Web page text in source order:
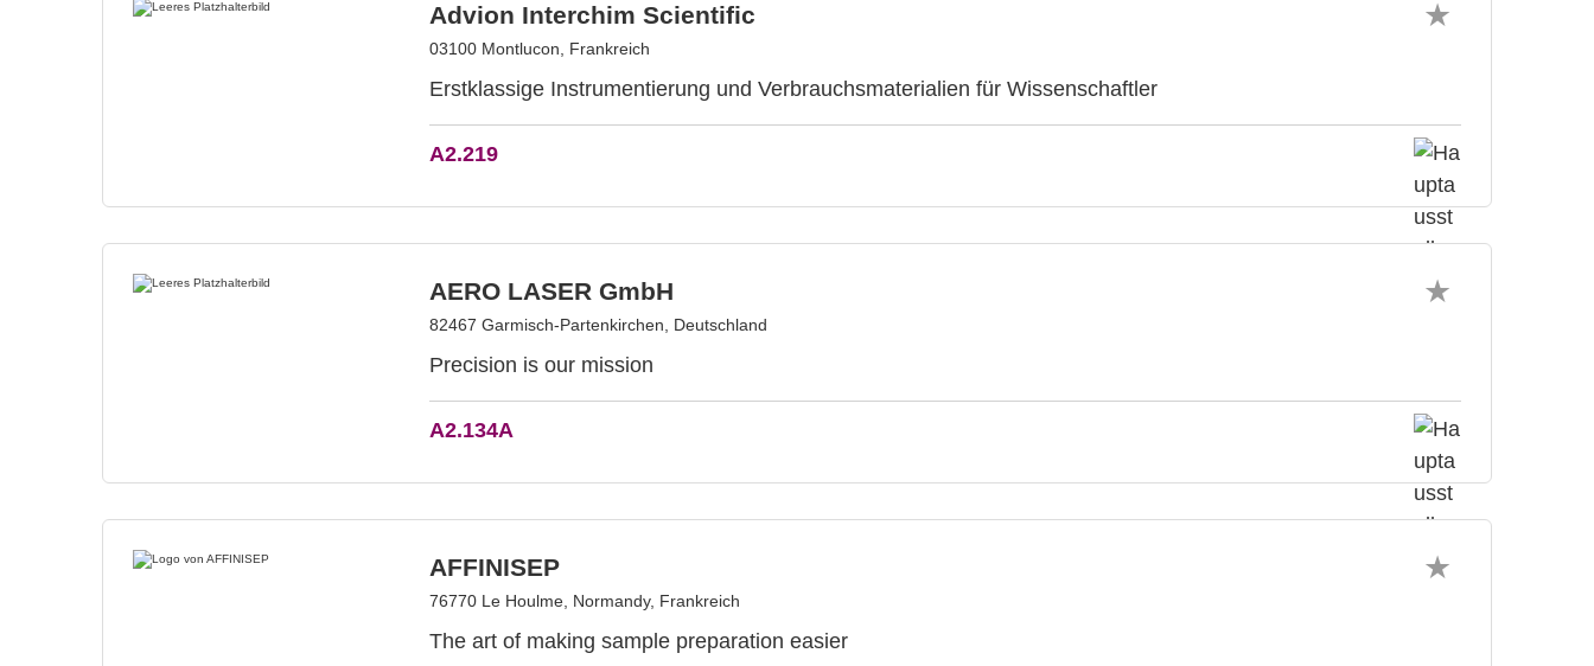
Advion Interchim Scientific
03100 Montlucon, Frankreich
Erstklassige Instrumentierung und Verbrauchsmaterialien für Wissenschaftler
A2.219
AERO LASER GmbH
82467 Garmisch-Partenkirchen, Deutschland
Precision is our mission
A2.134A
AFFINISEP
76770 Le Houlme, Normandy, Frankreich
The art of making sample preparation easier